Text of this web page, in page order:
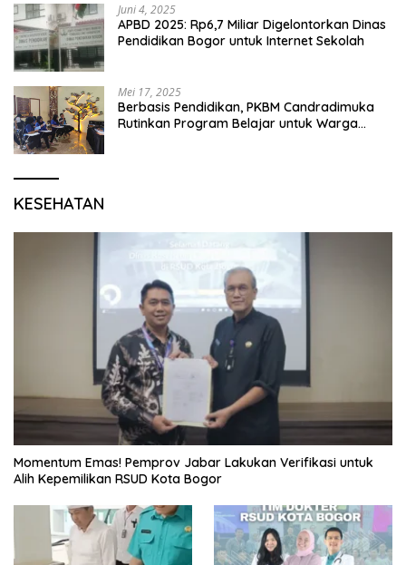
Juni 4, 2025
APBD 2025: Rp6,7 Miliar Digelontorkan Dinas
Pendidikan Bogor untuk Internet Sekolah
Mei 17, 2025
Berbasis Pendidikan, PKBM Candradimuka
Rutinkan Program Belajar untuk Warga
KESEHATAN
Momentum Emas! Pemprov Jabar Lakukan Verifikasi untuk
Alih Kepemilikan RSUD Kota Bogor